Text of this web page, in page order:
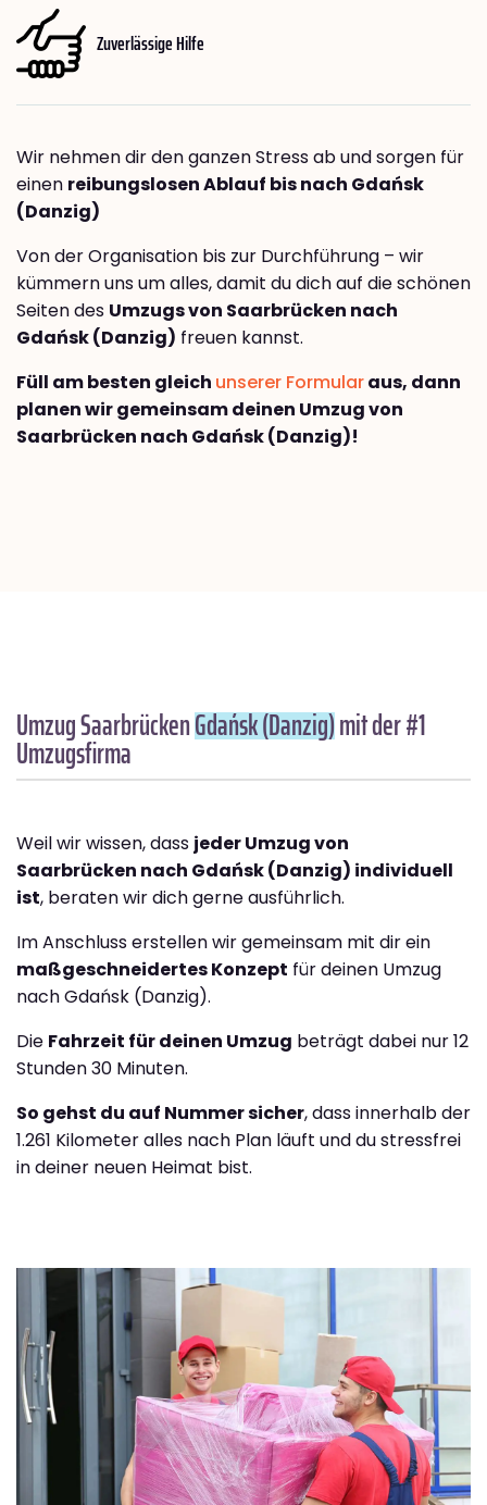
Zuverlässige Hilfe
Wir nehmen dir den ganzen Stress ab und sorgen für
einen reibungslosen Ablauf bis nach Gdańsk
(Danzig)
Von der Organisation bis zur Durchführung – wir
kümmern uns um alles, damit du dich auf die schönen
Seiten des Umzugs von Saarbrücken nach
Gdańsk (Danzig) freuen kannst.
Füll am besten gleich unserer Formularaus, dann
planen wir gemeinsam deinen Umzug von
Saarbrücken nach Gdańsk (Danzig)!
Umzug SaarbrückenGdańsk (Danzig)mit der #1
Umzugsfirma
Weil wir wissen, dass jeder Umzug von
Saarbrücken nach Gdańsk (Danzig) individuell
ist, beraten wir dich gerne ausführlich.
Im Anschluss erstellen wir gemeinsam mit dir ein
maßgeschneidertes Konzept für deinen Umzug
nach Gdańsk (Danzig).
Die Fahrzeit für deinen Umzug beträgt dabei nur 12
Stunden 30 Minuten.
So gehst du auf Nummer sicher, dass innerhalb der
1.261 Kilometer alles nach Plan läuft und du stressfrei
in deiner neuen Heimat bist.